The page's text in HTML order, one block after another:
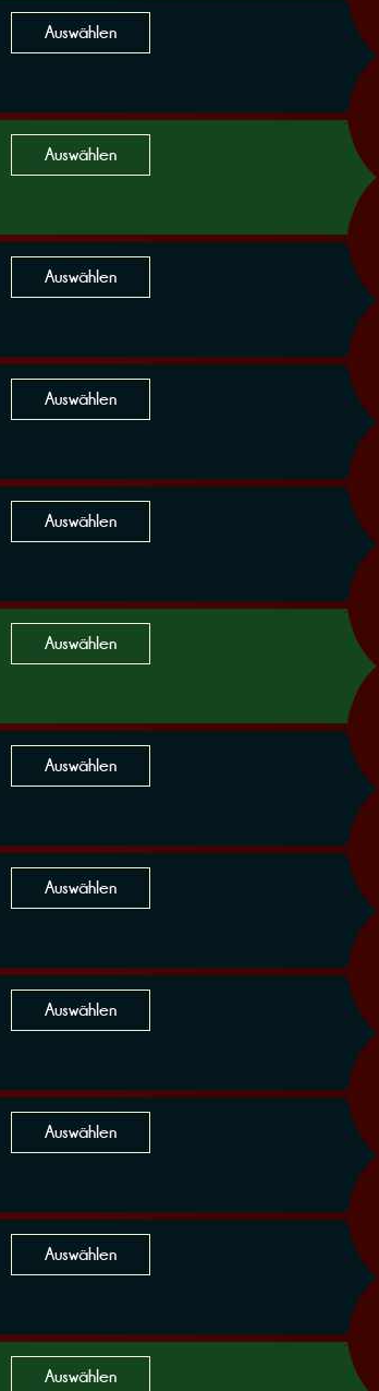
Auswählen
Auswählen
Auswählen
Auswählen
Auswählen
Auswählen
Auswählen
Auswählen
Auswählen
Auswählen
Auswählen
Auswählen